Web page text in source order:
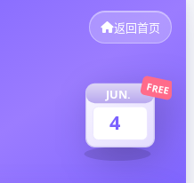
返回首页
JUN.
4
FREE